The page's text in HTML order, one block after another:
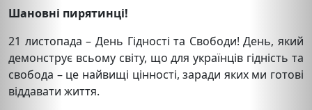
Шановні пирятинці!
21 листопада – День Гідності та Свободи! День, який
демонструє всьому світу, що для українців гідність та
свобода – це найвищі цінності, заради яких ми готові
віддавати життя.